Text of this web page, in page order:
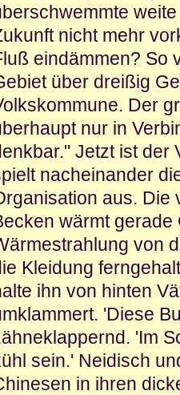
nicht mehr
eindämmen? So
über dreißig
Der
nur in
Jetzt ist der
nacheinander
aus. Die
wärmt
von
Kleidung
ihn von hinten
'Diese
'Im
sein.' Neidisch
in ihren